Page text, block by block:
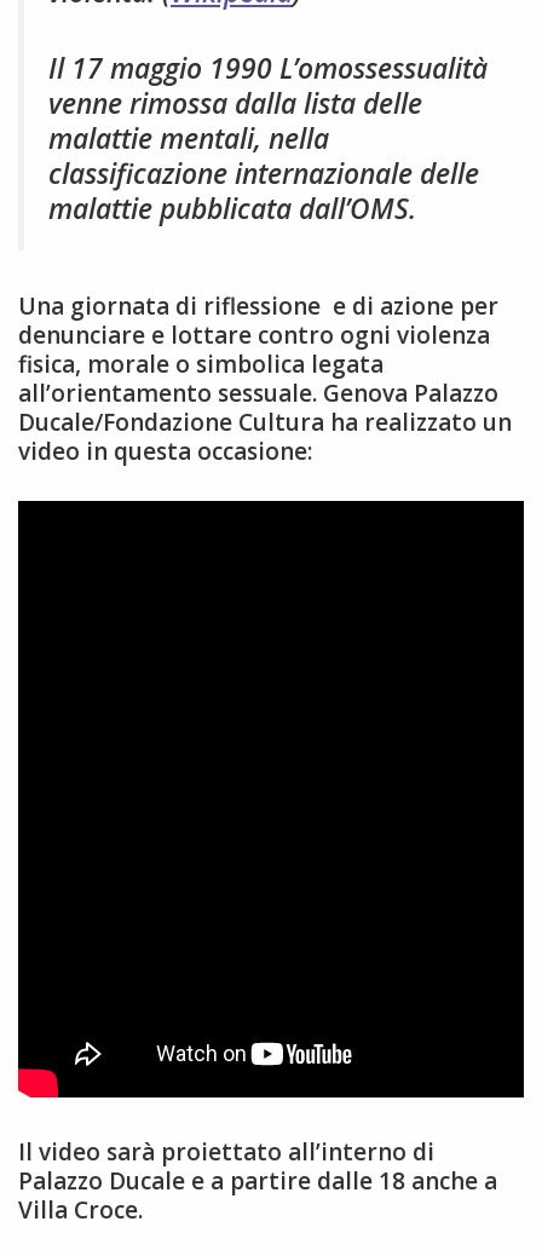
Il 17 maggio 1990 L’omossessualità
venne rimossa dalla lista delle
malattie mentali, nella
classificazione internazionale delle
malattie pubblicata dall’OMS.
Una giornata di riflessione e di azione per
denunciare e lottare contro ogni violenza
fisica, morale o simbolica legata
all’orientamento sessuale. Genova Palazzo
Ducale/Fondazione Cultura ha realizzato un
video in questa occasione:
Il video sarà proiettato all’interno di
Palazzo Ducale e a partire dalle 18 anche a
Villa Croce.